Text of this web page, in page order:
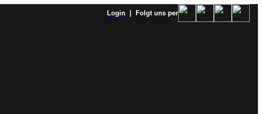
Login | Folgt uns per